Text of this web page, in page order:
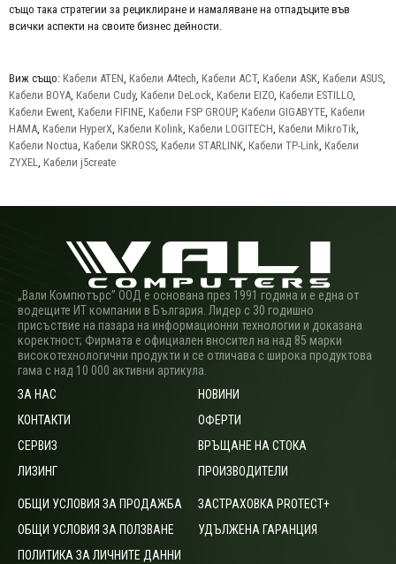
също така стратегии за рециклиране и намаляване на отпадъците във
всички аспекти на своите бизнес дейности.
Виж също: Кабели ATEN, Кабели A4tech, Кабели ACT, Кабели ASK, Кабели ASUS,
Кабели BOYA, Кабели Cudy, Кабели DeLock, Кабели EIZO, Кабели ESTILLO,
Кабели Ewent, Кабели FIFINE, Кабели FSP GROUP, Кабели GIGABYTE, Кабели
HAMA, Кабели HyperX, Кабели Kolink, Кабели LOGITECH, Кабели MikroTik,
Кабели Noctua, Кабели SKROSS, Кабели STARLINK, Кабели TP-Link, Кабели
ZYXEL, Кабели j5create
„Вали Компютърс” ООД е основана през 1991 година и е една от
водещите ИТ компании в България. Лидер с 30 годишно
присъствие на пазара на информационни технологии и доказана
коректност; Фирмата е официален вносител на над 85 марки
високотехнологични продукти и се отличава с широка продуктова
гама с над 10 000 активни артикула.
ЗА НАС
КОНТАКТИ
СЕРВИЗ
ЛИЗИНГ
НОВИНИ
ОФЕРТИ
ВРЪЩАНЕ НА СТОКА
ПРОИЗВОДИТЕЛИ
ОБЩИ УСЛОВИЯ ЗА ПРОДАЖБА
ОБЩИ УСЛОВИЯ ЗА ПОЛЗВАНЕ
ПОЛИТИКА ЗА ЛИЧНИТЕ ДАННИ
ЗАСТРАХОВКА PROTECT+
УДЪЛЖЕНА ГАРАНЦИЯ